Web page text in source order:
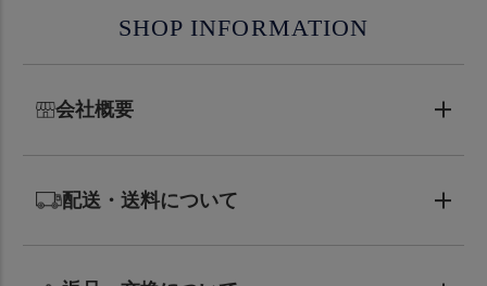
SHOP INFORMATION
会社概要
配送・送料について